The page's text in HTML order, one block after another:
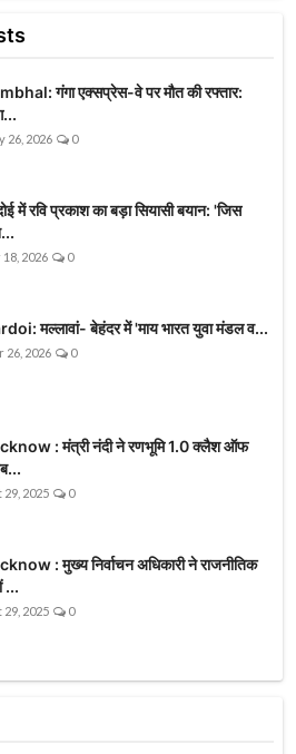
गंगा एक्सप्रेस-वे पर मौत की रफ्तार:
26, 2026 0
में रवि प्रकाश का बड़ा सियासी बयान: 'जिस
18, 2026 0
मल्लावां- बेहंदर में 'माय भारत युवा मंडल व...
26, 2026 0
: मंत्री नंदी ने रणभूमि 1.0 क्लैश ऑफ
29, 2025 0
: मुख्य निर्वाचन अधिकारी ने राजनीतिक
...
29, 2025 0